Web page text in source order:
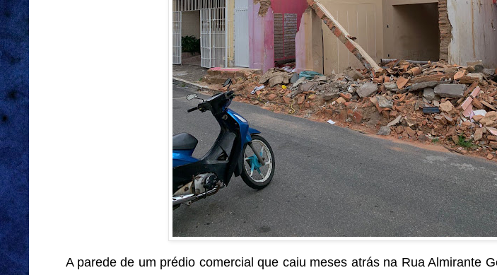
A parede de um prédio comercial que caiu meses atrás na Rua Almirante